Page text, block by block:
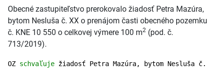
Obecné zastupiteľstvo prerokovalo žiadosť Petra Mazúra,
bytom Nesluša č. XX o prenájom časti obecného pozemku
č. KNE 10 550 o celkovej výmere 100 m2 (pod. č.
713/2019).
OZ schvaľuje žiadosť Petra Mazúra, bytom Nesluša č.